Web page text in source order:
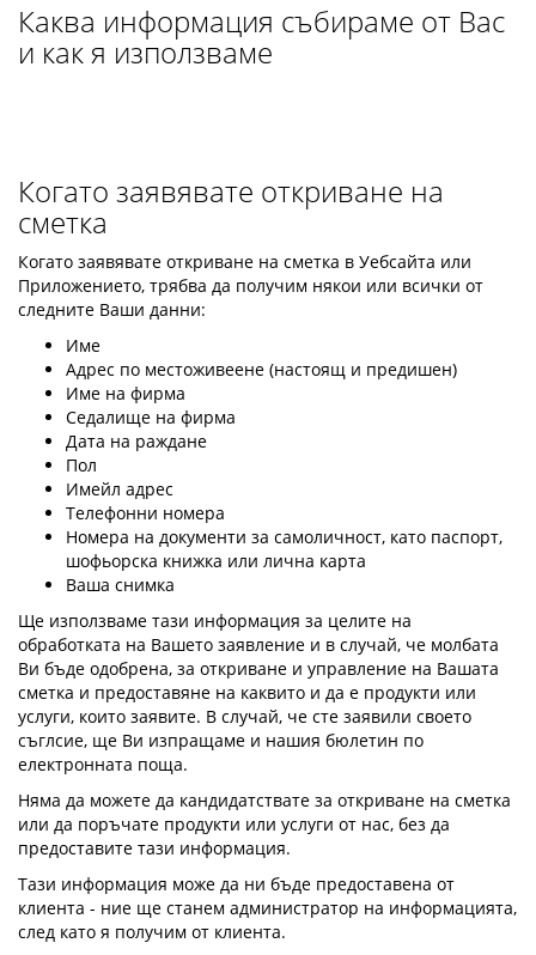
Каква информация събираме от Вас
и как я използваме
Когато заявявате откриване на
сметка
Когато заявявате откриване на сметка в Уебсайта или
Приложението, трябва да получим някои или всички от
следните Ваши данни:
Име
Адрес по местоживеене (настоящ и предишен)
Име на фирма
Седалище на фирма
Дата на раждане
Пол
Имейл адрес
Телефонни номера
Номера на документи за самоличност, като паспорт,
шофьорска книжка или лична карта
Ваша снимка
Ще използваме тази информация за целите на
обработката на Вашето заявление и в случай, че молбата
Ви бъде одобрена, за откриване и управление на Вашата
сметка и предоставяне на каквито и да е продукти или
услуги, които заявите. В случай, че сте заявили своето
съглсие, ще Ви изпращаме и нашия бюлетин по
електронната поща.
Няма да можете да кандидатствате за откриване на сметка
или да поръчате продукти или услуги от нас, без да
предоставите тази информация.
Тази информация може да ни бъде предоставена от
клиента - ние ще станем администратор на информацията,
след като я получим от клиента.